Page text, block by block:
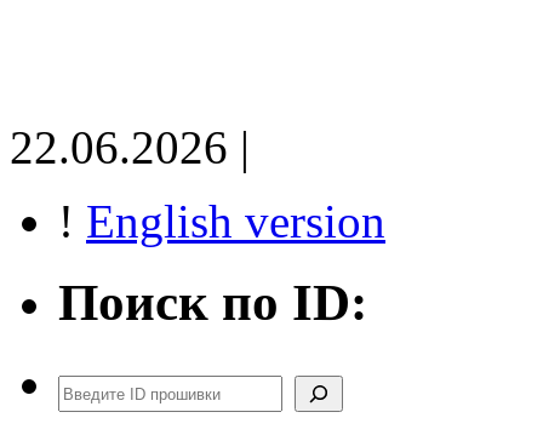
22.06.2026 |
! English version
Поиск по ID:
Поиск